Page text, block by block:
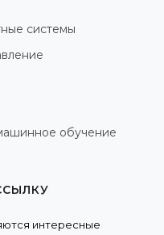
системы
обучение
интересные